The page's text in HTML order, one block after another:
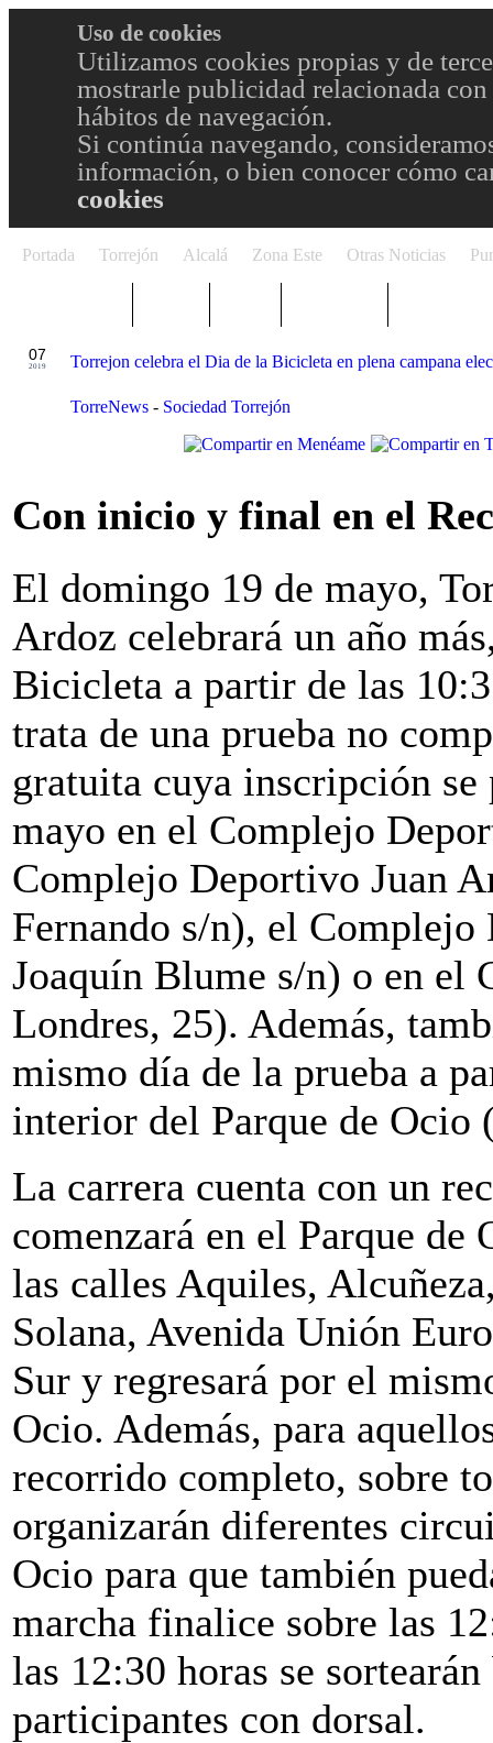
Uso de cookies
Utilizamos cookies propias y de
mostrarle publicidad relacionada
hábitos de navegación.
Si continúa navegando,
información, o bien conocer cómo
cookies
Portada Torrejón Alcalá Zona Este Otras Noticias
07
2019 Torrejon celebra el Dia de la Bicicleta en plena campana
TorreNews - Sociedad Torrejón
Con inicio y final en el
El domingo 19 de mayo,
Ardoz celebrará un año
Bicicleta a partir de las
trata de una prueba no
gratuita cuya inscripción se
mayo en el Complejo
Complejo Deportivo Juan
Fernando s/n), el
Joaquín Blume s/n) o en el
Londres, 25). Además,
mismo día de la prueba a
interior del Parque de Ocio
La carrera cuenta con un
comenzará en el Parque
las calles Aquiles,
Solana, Avenida Unión
Sur y regresará por el
Ocio. Además, para
recorrido completo, sobre
organizarán diferentes
Ocio para que también
marcha finalice sobre las
las 12:30 horas se
participantes con dorsal.